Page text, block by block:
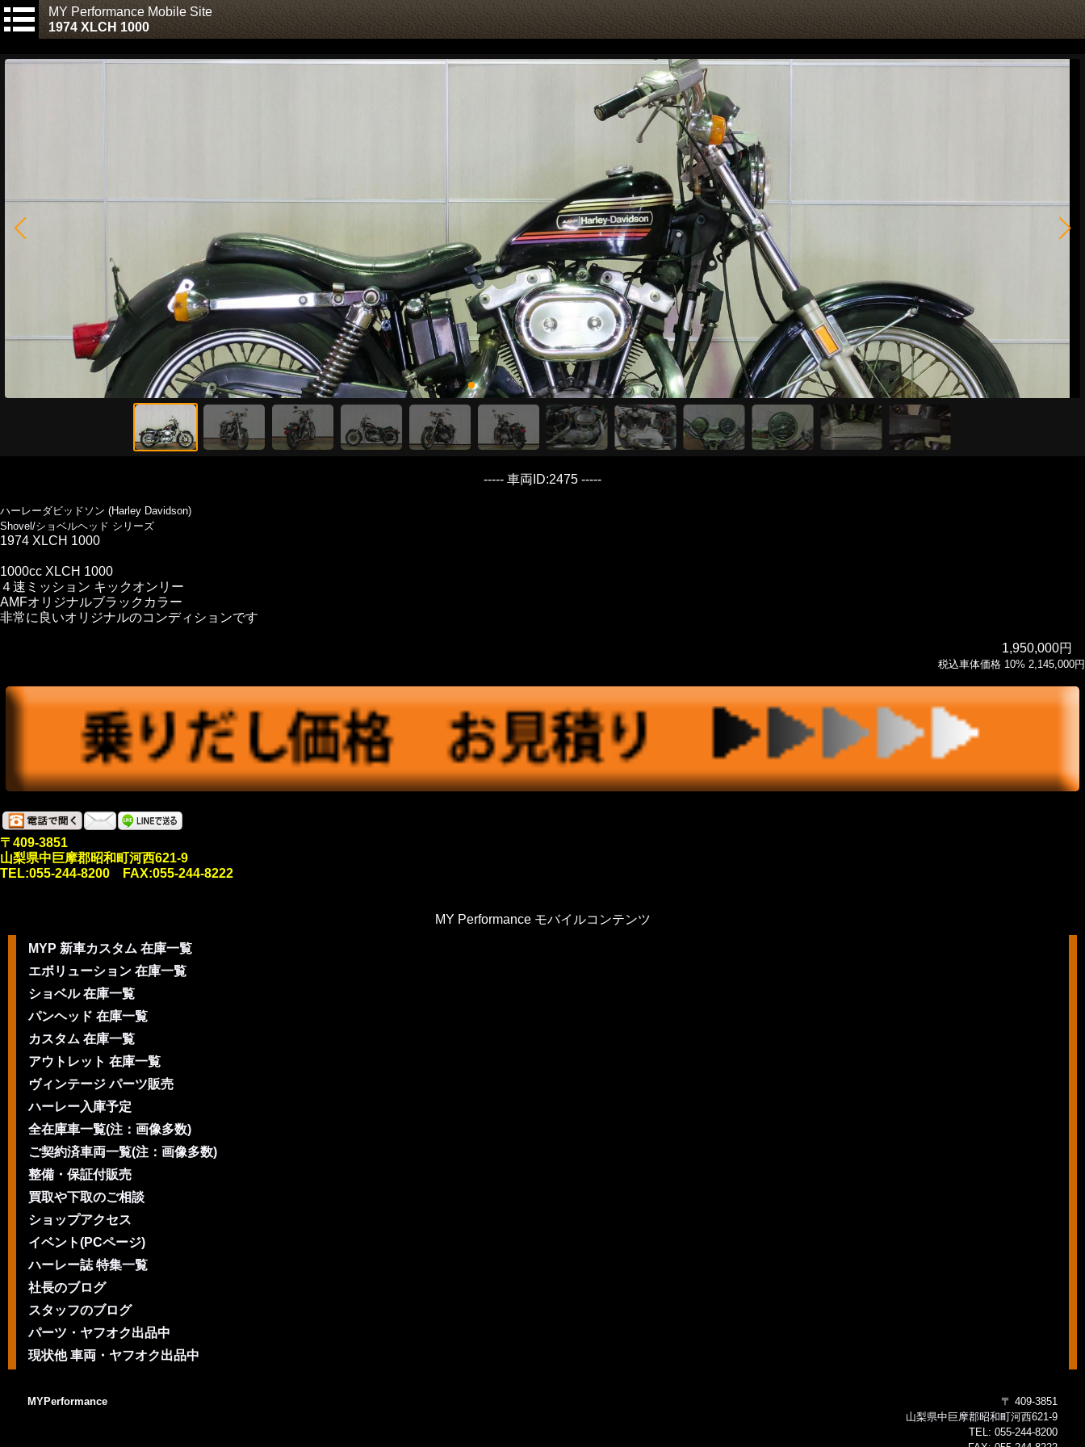
MY Performance Mobile Site
1974 XLCH 1000
----- 車両ID:2475 -----
ハーレーダビッドソン (Harley Davidson)
Shovel/ショベルヘッド シリーズ
1974 XLCH 1000
1000cc XLCH 1000
４速ミッション キックオンリー
AMFオリジナルブラックカラー
非常に良いオリジナルのコンディションです
1,950,000円
税込車体価格 10% 2,145,000円
〒409-3851
山梨県中巨摩郡昭和町河西621-9
TEL:055-244-8200 FAX:055-244-8222
MY Performance モバイルコンテンツ
MYP 新車カスタム 在庫一覧
エボリューション 在庫一覧
ショベル 在庫一覧
パンヘッド 在庫一覧
カスタム 在庫一覧
アウトレット 在庫一覧
ヴィンテージ パーツ販売
ハーレー入庫予定
全在庫車一覧(注：画像多数)
ご契約済車両一覧(注：画像多数)
整備・保証付販売
買取や下取のご相談
ショップアクセス
イベント(PCページ)
ハーレー誌 特集一覧
社長のブログ
スタッフのブログ
パーツ・ヤフオク出品中
現状他 車両・ヤフオク出品中
MYPerformance
〒 409-3851
山梨県中巨摩郡昭和町河西621-9
TEL: 055-244-8200